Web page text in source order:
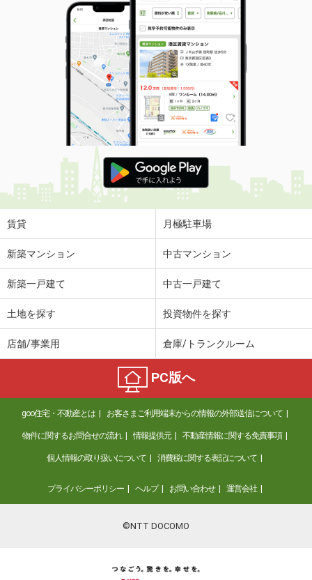
間取り
2LDK
沖縄県浦添市牧港１丁目
価 格
3,490万円
住 所
沖縄県浦添市牧港１丁目
専有面積 55.37m²
間取り
2LDK
沖縄県那覇市字大道
価 格
4,780万円
住 所
沖縄県那覇市字大道
専有面積
沖縄県那覇市字国場
2,980万円
3,180万円
住 所
沖縄県那覇市赤嶺１丁目
専有面積 65.24m²
間取り
3LDK
沖縄県那覇市上之屋１丁目
価 格
5,480万円
住 所
沖縄県那覇市上之屋１丁目
83.68m²
沖縄県那覇市繁多川５丁目
賃貸 月極駐車場
新築マンション 中古マンション
新築一戸建て 中古一戸建て
土地を探す 投資物件を探す
店舗/事業用 倉庫/トランクルーム
PC版へ
goo住宅・不動産とは お客さまご利用端末からの情報の外部送信について
物件に関するお問合せの流れ 情報提供元 不動産情報に関する免責事項
個人情報の取り扱いについて 消費税に関する表記について
プライバシーポリシー ヘルプ お問い合わせ 運営会社
©NTT DOCOMO